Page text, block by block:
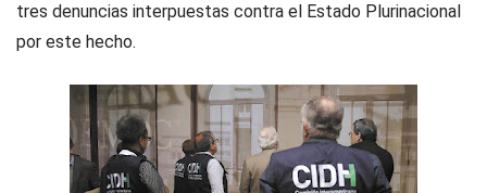
tres denuncias interpuestas contra el Estado Plurinacional
por este hecho.